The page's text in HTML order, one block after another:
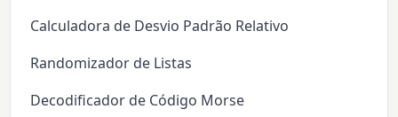
Calculadora de Desvio Padrão Relativo
Randomizador de Listas
Decodificador de Código Morse